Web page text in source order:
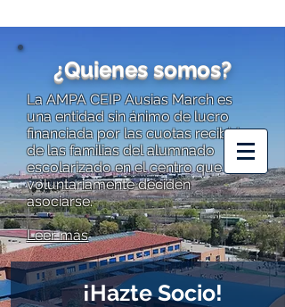
AMPA CEIP
AUSIAS MARCH
¿Quienes somos?
La AMPA CEIP Ausias March es
una entidad sin ánimo de lucro
financiada por las cuotas recibidas
de las familias del alumnado
escolarizado en el centro que
voluntariamente deciden
asociarse.
Leer más
¡Hazte Socio!